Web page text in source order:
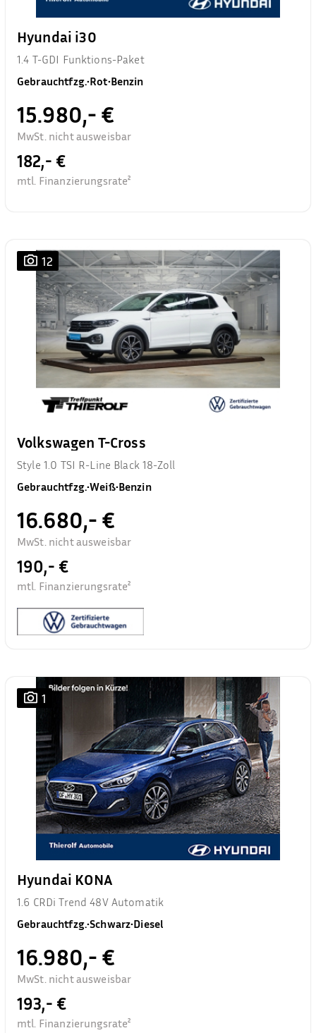
Hyundai i30
1.4 T-GDI Funktions-Paket
Gebrauchtfzg.•Rot•Benzin
15.980,- €
MwSt. nicht ausweisbar
182,- €
mtl. Finanzierungsrate²
12
Volkswagen T-Cross
Style 1.0 TSI R-Line Black 18-Zoll
Gebrauchtfzg.•Weiß•Benzin
16.680,- €
MwSt. nicht ausweisbar
190,- €
mtl. Finanzierungsrate²
1
Hyundai KONA
1.6 CRDi Trend 48V Automatik
Gebrauchtfzg.•Schwarz•Diesel
16.980,- €
MwSt. nicht ausweisbar
193,- €
mtl. Finanzierungsrate²